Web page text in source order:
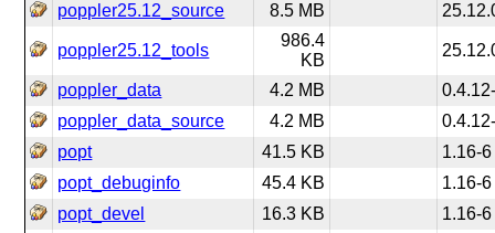
poppler25.12_source
8.5 MB
poppler25.12_tools
986.4
KB
poppler_data 4.2 MB
poppler_data_source
4.2 MB
popt
41.5 KB
1.16-6
popt_debuginfo
45.4 KB
1.16-6
popt_devel
16.3 KB 1.16-6